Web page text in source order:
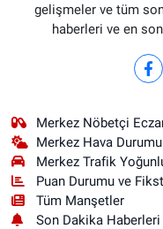
gelişmeler ve tüm
haberleri ve en
Merkez Nöbetçi
Merkez Hava Durumu
Merkez Trafik
Puan Durumu ve
Tüm Manşetler
Son Dakika Haberleri